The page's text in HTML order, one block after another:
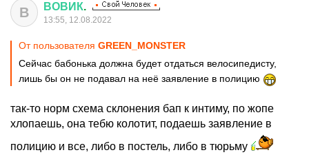
В ВОВИК.
13:55, 12.08.2022
От пользователя GREEN_MONSTER
Сейчас бабонька должна будет отдаться велосипедисту,
лишь бы он не подавал на неё заявление в полицию
так-то норм схема склонения бап к интиму, по жопе
хлопаешь, она тебю колотит, подаешь заявление в
полицию и все, либо в постель, либо в тюрьму